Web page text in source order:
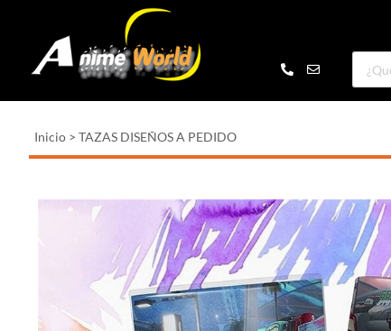
Inicio > TAZAS DISEÑOS A PEDIDO